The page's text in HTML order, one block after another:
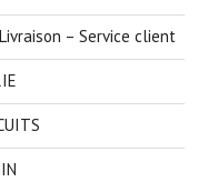
– Service client